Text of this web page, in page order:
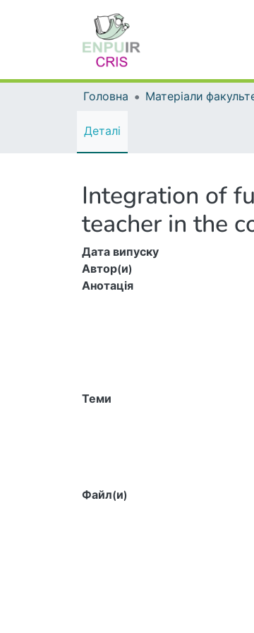
Головна
Деталі
Integration of
teacher in the
Дата випуску
Автор(и)
Анотація
Теми
Файл(и)